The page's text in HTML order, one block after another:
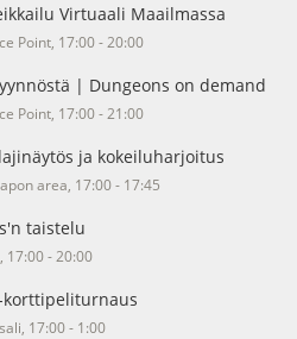
Virtuaali Maailmassa
Point, 17:00 - 20:00
| Dungeons on demand
Point, 17:00 - 21:00
ja kokeiluharjoitus
area, 17:00 - 17:45
taistelu
17:00 - 20:00
korttipeliturnaus
17:00 - 1:00